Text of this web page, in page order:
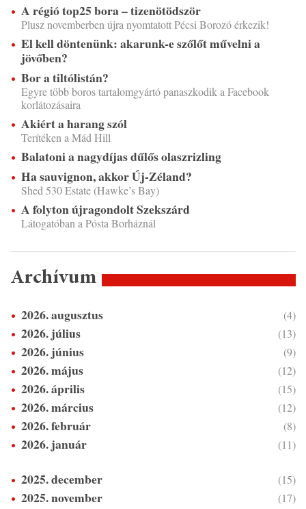
A régió top25 bora – tizenötödször
Plusz novemberben újra nyomtatott Pécsi Borozó érkezik!
El kell döntenünk: akarunk-e szőlőt művelni a
jövőben?
Bor a tiltólistán?
Egyre több boros tartalomgyártó panaszkodik a Facebook
korlátozásaira
Akiért a harang szól
Terítéken a Mád Hill
Balatoni a nagydíjas dűlős olaszrizling
Ha sauvignon, akkor Új-Zéland?
Shed 530 Estate (Hawke’s Bay)
A folyton újragondolt Szekszárd
Látogatóban a Pósta Borháznál
Archívum
2026. augusztus (4)
2026. július (13)
2026. június (9)
2026. május (12)
2026. április (15)
2026. március (12)
2026. február (8)
2026. január (11)
2025. december (15)
2025. november (17)